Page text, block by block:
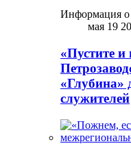
Информация о
мая 19
«Пустите и
«Глубина»
служителей